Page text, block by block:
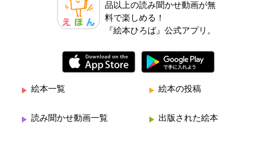
品以上の読み聞かせ動画が無
料で楽しめる！
『絵本ひろば』公式アプリ。
絵本一覧 絵本の投稿
読み聞かせ動画一覧 出版された絵本